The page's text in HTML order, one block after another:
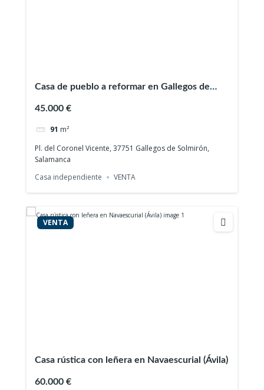
Casa de pueblo a reformar en Gallegos de
45.000 €
91 m²
Pl. del Coronel Vicente, 37751 Gallegos de Solmirón,
Salamanca
Casa independiente
VENTA
VENTA
Casa rústica con leñera en Navaescurial (Ávila)
60.000 €